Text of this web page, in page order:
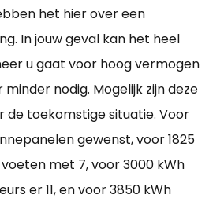
het hier over een
In jouw geval kan het heel
u gaat voor hoog vermogen
nodig. Mogelijk zijn deze
de toekomstige situatie. Voor
gewenst, voor 1825
met 7, voor 3000 kWh
er 11, en voor 3850 kWh